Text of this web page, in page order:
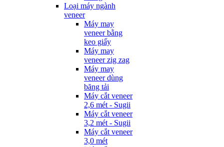
Loại máy ngành
veneer
Máy may
veneer bằng
keo giấy
Máy may
veneer zig zag
Máy may
veneer dùng
băng tải
Máy cắt veneer
2,6 mét - Sugii
Máy cắt veneer
3,2 mét - Sugii
Máy cắt veneer
3,0 mét